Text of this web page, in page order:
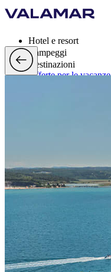
Hotel e resort
Campeggi
Destinazioni
Offerte per le vacanze